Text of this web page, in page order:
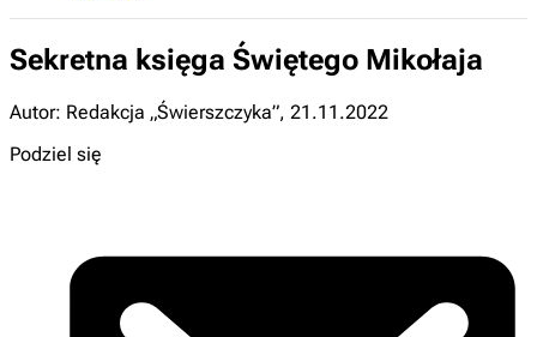
Sekretna księga Świętego Mikołaja
Autor: Redakcja „Świerszczyka”, 21.11.2022
Podziel się